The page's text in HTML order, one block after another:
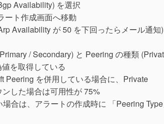
Availability) を選択
ート作成画面へ移動
Availability が 50 を下回ったらメール通知)
/ Secondary) と Peering の種類
を取得している
Peering を併用している場合に、Private
した場合は可用性が 75%
合は、アラートの作成時に 「Peering Type